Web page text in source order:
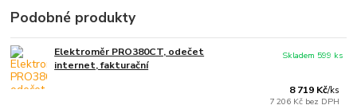
Podobné produkty
Elektroměr PRO380CT, odečet
internet, fakturační
8 719 Kč/ks
7 206 Kč bez DPH
Skladem 599 ks